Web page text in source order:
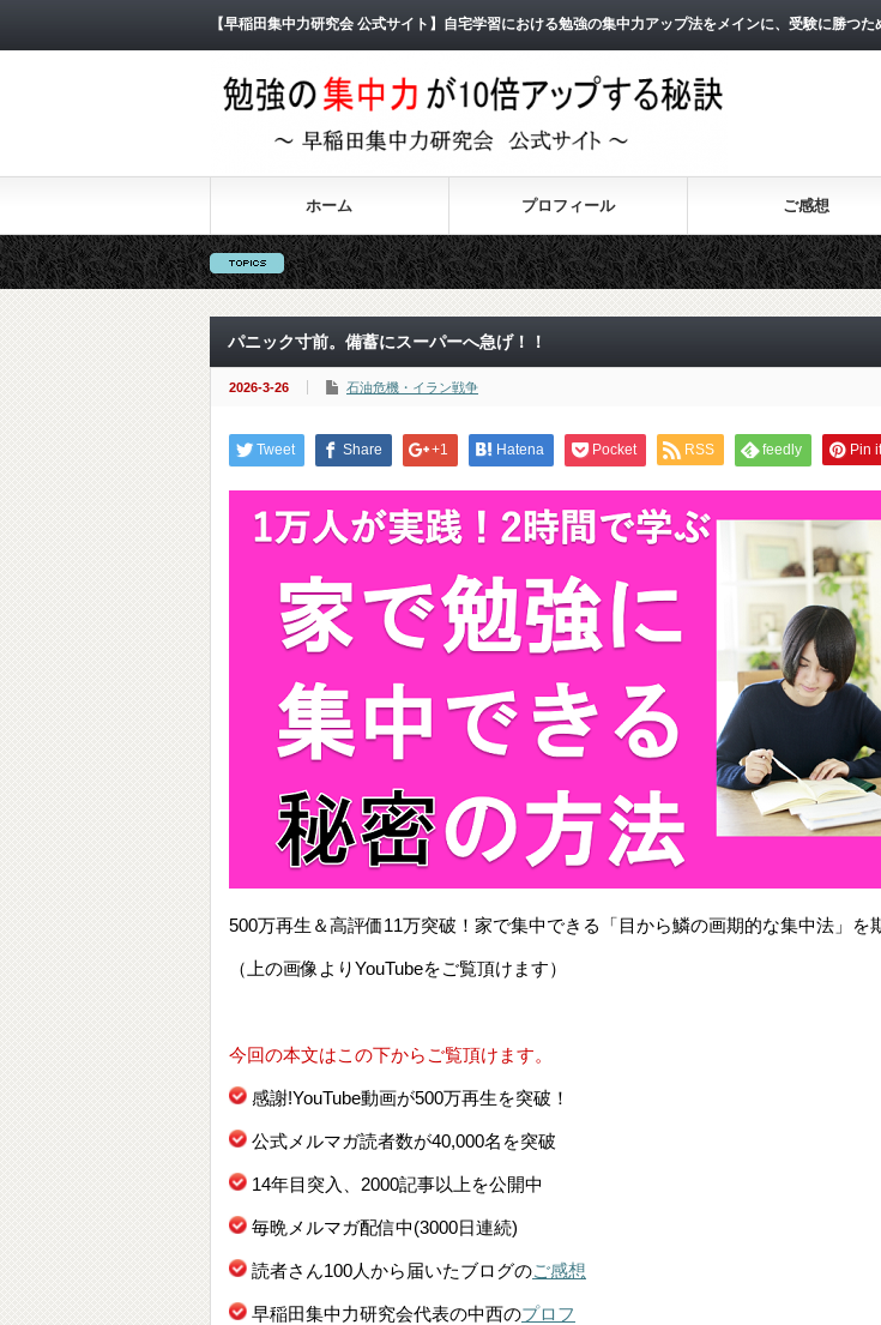
【早稲田集中力研究会 公式サイト】自宅学習における勉強の集中力アップ法をメインに、受験に勝つ
ホーム プロフィール ご感想
本ブログ
2011年3
パニック寸前。備蓄にスーパーへ急げ！！
2026-3-26 石油危機・イラン戦争
Tweet Share +1 Hatena Pocket RSS feedly Pin it
500万再生＆高評価11万突破！家で集中できる「目から鱗の画期的な集中法」を
（上の画像よりYouTubeをご覧頂けます）
今回の本文はこの下からご覧頂けます。
感謝!YouTube動画が500万再生を突破！
公式メルマガ読者数が40,000名を突破
14年目突入、2000記事以上を公開中
毎晩メルマガ配信中(3000日連続)
読者さん100人から届いたブログのご感想
早稲田集中力研究会代表の中西のプロフ